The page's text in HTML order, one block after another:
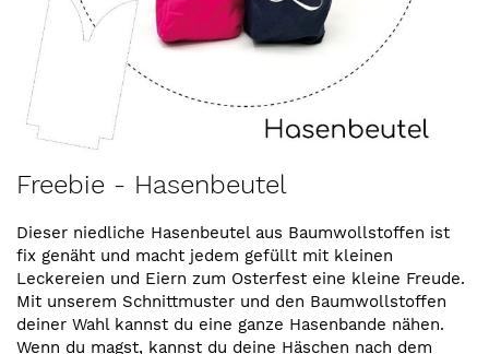
Anfang
Bildergalerie
springen
Freebie - Hasenbeutel
Dieser niedliche Hasenbeutel aus Baumwollstoffen ist
fix genäht und macht jedem gefüllt mit kleinen
Leckereien und Eiern zum Osterfest eine kleine Freude.
Mit unserem Schnittmuster und den Baumwollstoffen
deiner Wahl kannst du eine ganze Hasenbande nähen.
Wenn du magst, kannst du deine Häschen nach dem